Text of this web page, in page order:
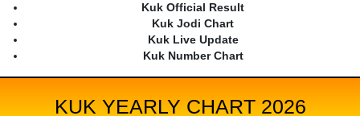
Kuk Official Result
Kuk Jodi Chart
Kuk Live Update
Kuk Number Chart
KUK YEARLY CHART 2026